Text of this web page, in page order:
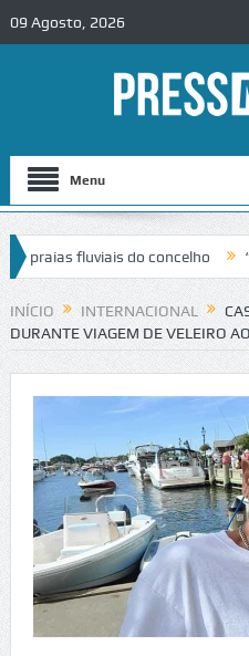
09 Agosto, 2026
Menu
fluviais do concelho
trânsito no IC2 em Alcobaça
INÍCIO INTERNACIONAL
DURANTE VIAGEM DE VELEIRO